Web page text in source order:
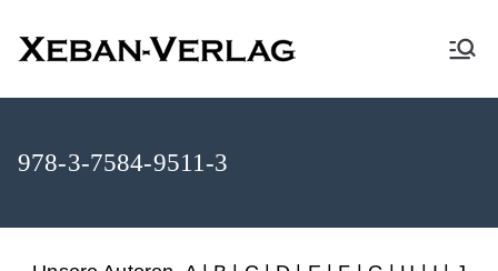
XEBAN-Verlag
978-3-7584-9511-3